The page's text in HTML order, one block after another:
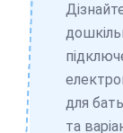
для
та